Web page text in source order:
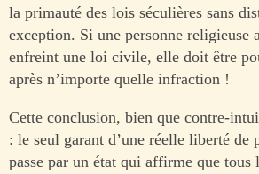
la primauté des lois séculières sans
exception. Si une personne religieuse
enfreint une loi civile, elle doit être
après n’importe quelle infraction !
Cette conclusion, bien que contre-
: le seul garant d’une réelle liberté de
passe par un état qui affirme que tous